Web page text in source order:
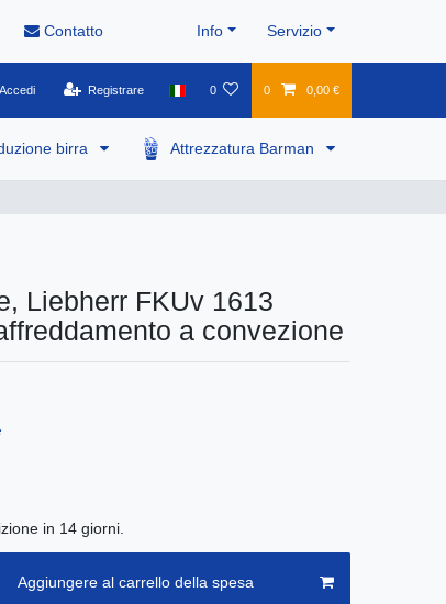
Contatto Info Servizio
Accedi Registrare 0 0 0,00 €
birra Attrezzatura Barman
Liebherr FKUv 1613
a convezione
in 14 giorni.
Aggiungere al carrello della spesa